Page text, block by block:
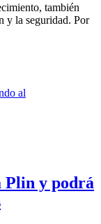
también
y la seguridad. Por
Plin y podrá